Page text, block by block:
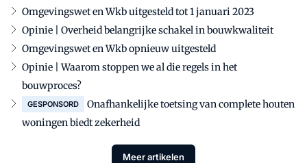
Omgevingswet en Wkb uitgesteld tot 1 januari 2023
Opinie | Overheid belangrijke schakel in bouwkwaliteit
Omgevingswet en Wkb opnieuw uitgesteld
Opinie | Waarom stoppen we al die regels in het
bouwproces?
GESPONSORD
Onafhankelijke toetsing van complete houten
woningen biedt zekerheid
Meer artikelen